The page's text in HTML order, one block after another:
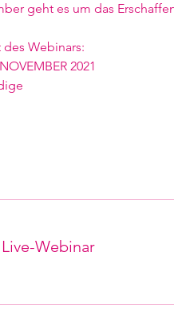
geht es um das
Webinars:
2021
Webinar